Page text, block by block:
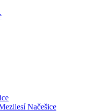
Načešice